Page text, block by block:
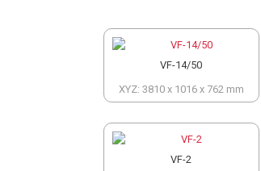
VF-14/50
XYZ: 3810 x 1016 x 762 mm
VF-2